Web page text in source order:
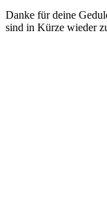
Danke für deine
sind in Kürze wieder